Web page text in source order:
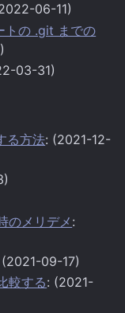
06-11)
の .git までの
03-31)
る方法: (2021-12-
のメリデメ :
09-17)
較する: (2021-